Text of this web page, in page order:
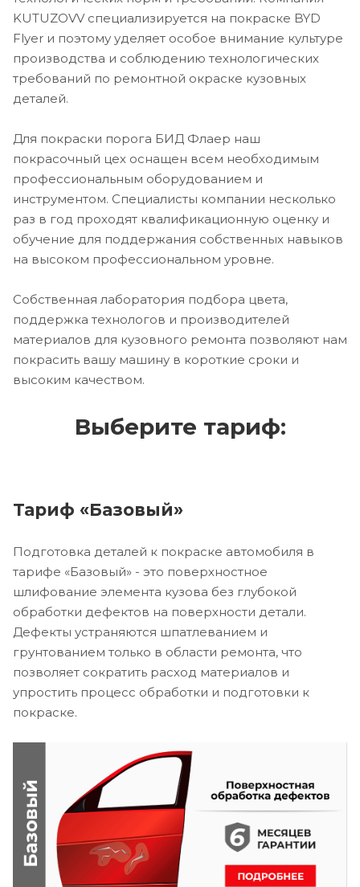
KUTUZOVV специализируется на покраске BYD
Flyer и поэтому уделяет особое внимание культуре
производства и соблюдению технологических
требований по ремонтной окраске кузовных
деталей.
Для покраски порога БИД Флаер наш
покрасочный цех оснащен всем необходимым
профессиональным оборудованием и
инструментом. Специалисты компании несколько
раз в год проходят квалификационную оценку и
обучение для поддержания собственных навыков
на высоком профессиональном уровне.
Собственная лаборатория подбора цвета,
поддержка технологов и производителей
материалов для кузовного ремонта позволяют нам
покрасить вашу машину в короткие сроки и
высоким качеством.
Выберите тариф:
Тариф «Базовый»
Подготовка деталей к покраске автомобиля в
тарифе «Базовый» - это поверхностное
шлифование элемента кузова без глубокой
обработки дефектов на поверхности детали.
Дефекты устраняются шпатлеванием и
грунтованием только в области ремонта, что
позволяет сократить расход материалов и
упростить процесс обработки и подготовки к
покраске.